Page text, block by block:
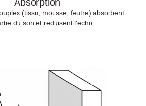
Absorption
(tissu, mousse, feutre) absorbent
du son et réduisent l’écho.